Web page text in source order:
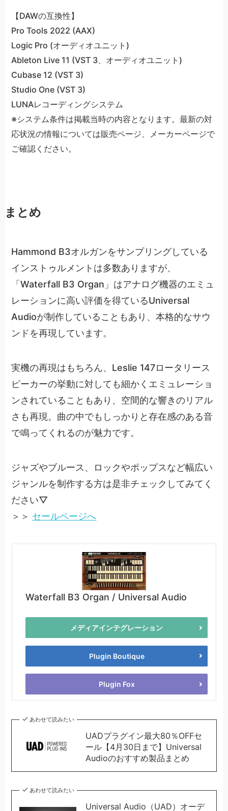
【DAWの互換性】
Pro Tools 2022 (AAX)
Logic Pro (オーディオユニット)
Ableton Live 11 (VST 3、オーディオユニット)
Cubase 12 (VST 3)
Studio One (VST 3)
LUNAレコーディングシステム
※システム条件は掲載当時の内容となります。最新の対
応状況の情報については販売ページ、メーカーページで
ご確認ください。
まとめ
Hammond B3オルガンをサンプリングしている
インストゥルメントは多数ありますが、
「Waterfall B3 Organ」はアナログ機器のエミュ
レーションに高い評価を得ているUniversal
Audioが制作していることもあり、本格的なサウ
ンドを再現しています。
実機の再現はもちろん、Leslie 147ロータリース
ピーカーの挙動に対しても細かくエミュレーショ
ンされていることもあり、空間的な響きのリアル
さも再現。曲の中でもしっかりと存在感のある音
で鳴ってくれるのが魅力です。
ジャズやブルース、ロックやポップスなど幅広い
ジャンルを制作する方は是非チェックしてみてく
ださい▽
＞＞ セールページへ
Waterfall B3 Organ / Universal Audio
メディアインテグレーション
Plugin Boutique
Plugin Fox
あわせて読みたい
UADプラグイン最大80％OFFセ
ール【4月30日まで】Universal
Audioのおすすめ製品まとめ
あわせて読みたい
Universal Audio（UAD）オーデ